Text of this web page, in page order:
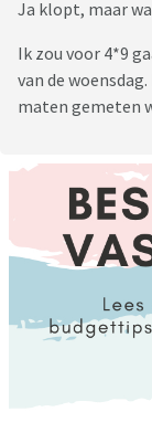
Ja klopt, maar
Ik zou voor 4*9
van de
maten gemeten